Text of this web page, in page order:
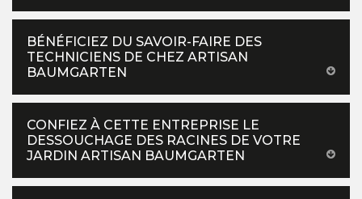
BÉNÉFICIEZ DU SAVOIR-FAIRE DES
TECHNICIENS DE CHEZ ARTISAN
BAUMGARTEN
CONFIEZ À CETTE ENTREPRISE LE
DESSOUCHAGE DES RACINES DE VOTRE
JARDIN ARTISAN BAUMGARTEN